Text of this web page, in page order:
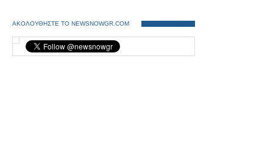
ΑΚΟΛΟΥΘΗΣΤΕ ΤΟ NEWSNOWGR.COM